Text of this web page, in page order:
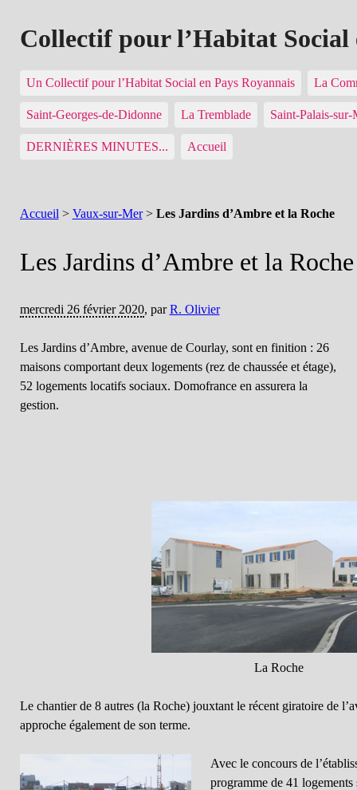
Collectif pour l’Habitat Social
Un Collectif pour l’Habitat Social en Pays Royannais La
Saint-Georges-de-Didonne La Tremblade Saint-Palais-sur-
DERNIÈRES MINUTES... Accueil
Accueil > Vaux-sur-Mer> Les Jardins d’Ambre et la Roche
Les Jardins d’Ambre et la Roche
mercredi 26 février 2020, parR. Olivier
Les Jardins d’Ambre, avenue de Courlay, sont en finition : 26
maisons comportant deux logements (rez de chaussée et étage),
52 logements locatifs sociaux. Domofrance en assurera la
gestion.
La Roche
Le chantier de 8 autres (la Roche) jouxtant le récent giratoire de
approche également de son terme.
Avec le concours de
programme de 41